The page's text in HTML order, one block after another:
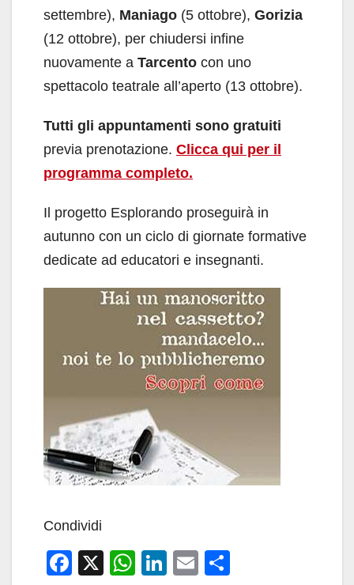
settembre), Maniago (5 ottobre), Gorizia
(12 ottobre), per chiudersi infine
nuovamente a Tarcento con uno
spettacolo teatrale all’aperto (13 ottobre).
Tutti gli appuntamenti sono gratuiti
previa prenotazione. Clicca qui per il
programma completo.
Il progetto Esplorando proseguirà in
autunno con un ciclo di giornate formative
dedicate ad educatori e insegnanti.
Condividi
F
X
W
Li
E